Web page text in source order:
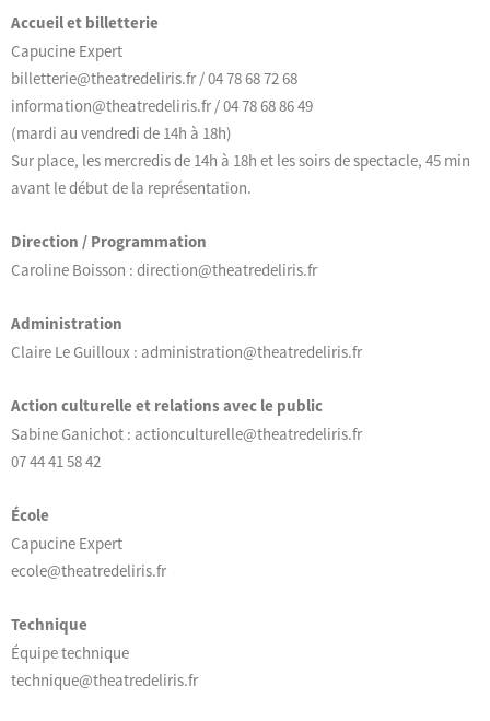
Accueil et billetterie
Capucine Expert
billetterie@theatredeliris.fr / 04 78 68 72 68
information@theatredeliris.fr / 04 78 68 86 49
(mardi au vendredi de 14h à 18h)
Sur place, les mercredis de 14h à 18h et les soirs de spectacle, 45 min
avant le début de la représentation.
Direction / Programmation
Caroline Boisson : direction@theatredeliris.fr
Administration
Claire Le Guilloux : administration@theatredeliris.fr
Action culturelle et relations avec le public
Sabine Ganichot : actionculturelle@theatredeliris.fr
07 44 41 58 42
École
Capucine Expert
ecole@theatredeliris.fr
Technique
Équipe technique
technique@theatredeliris.fr